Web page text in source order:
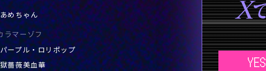
めちゃん
ラマーゾフ
ープル・ロリポップ
薔薇美血華
YES